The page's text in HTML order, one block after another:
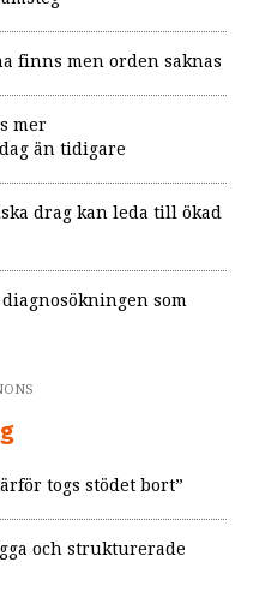
finns men orden saknas
mer
än tidigare
drag kan leda till ökad
som
togs stödet bort”
och strukturerade